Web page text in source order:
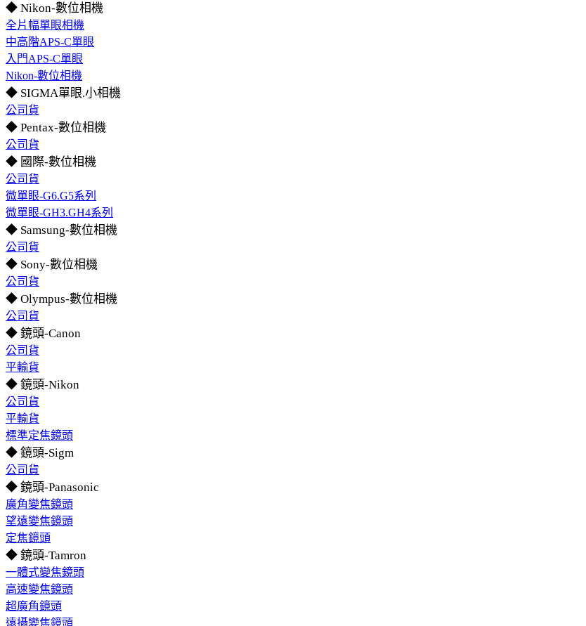
◆ Nikon-數位相機
全片幅單眼相機
中高階APS-C單眼
入門APS-C單眼
Nikon-數位相機
◆ SIGMA單眼.小相機
公司貨
◆ Pentax-數位相機
公司貨
◆ 國際-數位相機
公司貨
微單眼-G6.G5系列
微單眼-GH3.GH4系列
◆ Samsung-數位相機
公司貨
◆ Sony-數位相機
公司貨
◆ Olympus-數位相機
公司貨
◆ 鏡頭-Canon
公司貨
平輸貨
◆ 鏡頭-Nikon
公司貨
平輸貨
標準定焦鏡頭
◆ 鏡頭-Sigm
公司貨
◆ 鏡頭-Panasonic
廣角變焦鏡頭
望遠變焦鏡頭
定焦鏡頭
◆ 鏡頭-Tamron
一體式變焦鏡頭
高速變焦鏡頭
超廣角鏡頭
遠攝變焦鏡頭